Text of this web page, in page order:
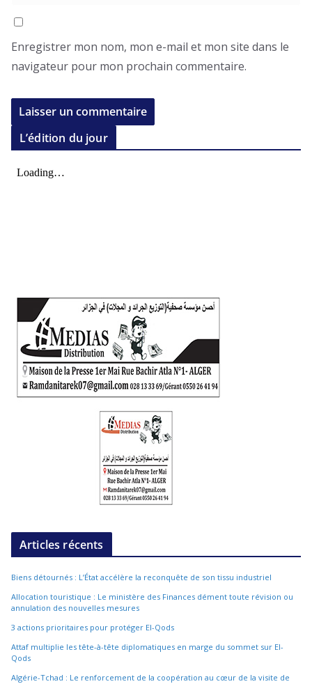
Enregistrer mon nom, mon e-mail et mon site dans le
navigateur pour mon prochain commentaire.
L’édition du jour
Articles récents
Biens détournés : L’État accélère la reconquête de son tissu industriel
Allocation touristique : Le ministère des Finances dément toute révision ou
annulation des nouvelles mesures
3 actions prioritaires pour protéger El-Qods
Attaf multiplie les tête-à-tête diplomatiques en marge du sommet sur El-
Qods
Algérie-Tchad : Le renforcement de la coopération au cœur de la visite de